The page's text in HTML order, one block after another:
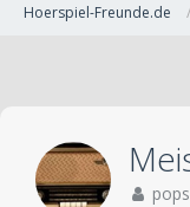
Hoerspiel-Freunde.de
pops